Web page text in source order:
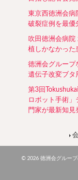
東京西徳洲会病
破裂症例を最優
吹田徳洲会病院
植しかなかった
徳洲会グループ
遺伝子改変ブタ
第3回
ロボット手術
門家が最新知見
© 2026 徳洲会グルー